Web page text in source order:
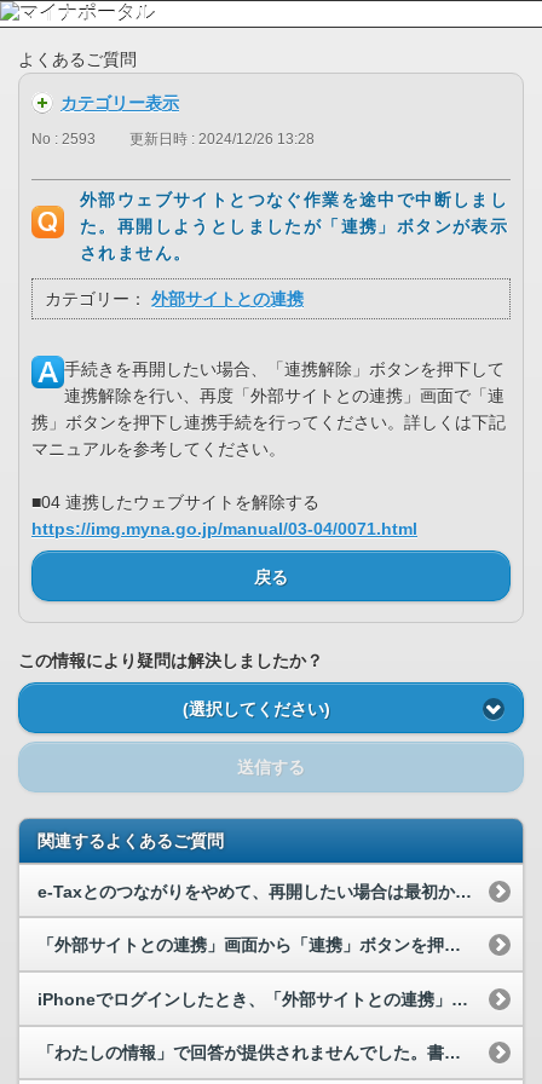
よくあるご質問
カテゴリー表示
No : 2593 更新日時 : 2024/12/26 13:28
外部ウェブサイトとつなぐ作業を途中で中断しまし
た。再開しようとしましたが「連携」ボタンが表示
されません。
カテゴリー： 外部サイトとの連携
手続きを再開したい場合、「連携解除」ボタンを押下して
連携解除を行い、再度「外部サイトとの連携」画面で「連
携」ボタンを押下し連携手続を行ってください。詳しくは下記
マニュアルを参考してください。
■04 連携したウェブサイトを解除する
https://img.myna.go.jp/manual/03-04/0071.html
戻る
この情報により疑問は解決しましたか？
(選択してください)
送信する
関連するよくあるご質問
e-Taxとのつながりをやめて、再開したい場合は最初から登録しないといけないのですか。
「外部サイトとの連携」画面から「連携」ボタンを押した後、つなぐ対象のウェブサイトで登録作業を取...
iPhoneでログインしたとき、「外部サイトとの連携」画面において、「連携」ボタンがグレーアウ...
「わたしの情報」で回答が提供されませんでした。書面による開示請求をお願いしたいのですが、何の情...